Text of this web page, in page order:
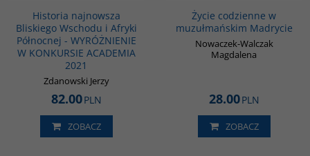
Historia najnowsza
Bliskiego Wschodu i Afryki
Północnej - WYRÓŻNIENIE
W KONKURSIE ACADEMIA
2021
Zdanowski Jerzy
82.00PLN
ZOBACZ
Życie codzienne w
muzułmańskim Madrycie
Nowaczek-Walczak
Magdalena
28.00PLN
ZOBACZ